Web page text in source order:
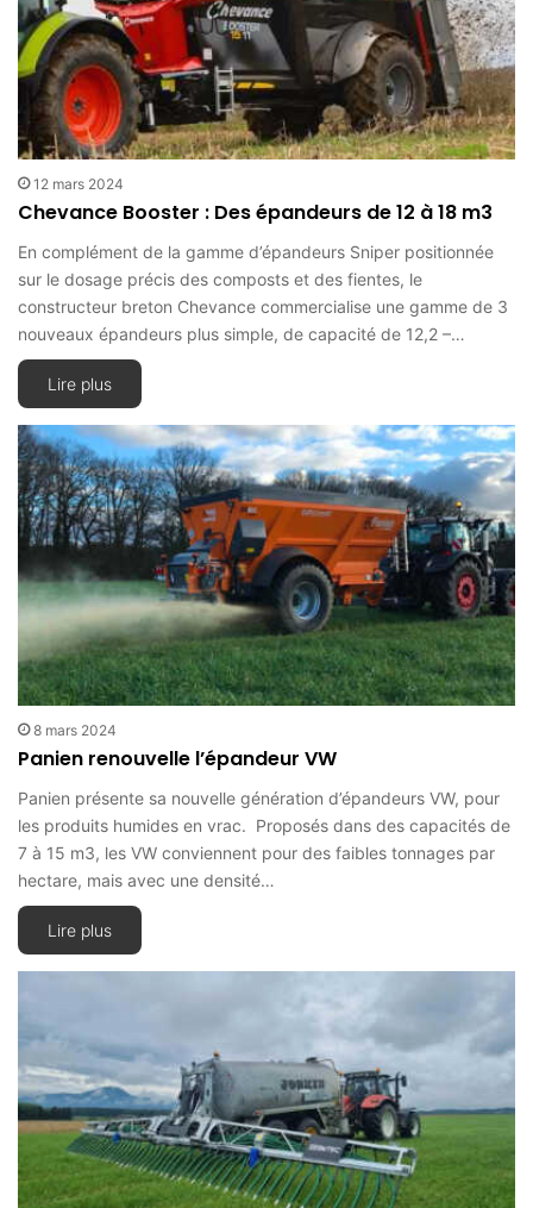
12 mars 2024
Chevance Booster : Des épandeurs de 12 à 18 m3
En complément de la gamme d’épandeurs Sniper positionnée
sur le dosage précis des composts et des fientes, le
constructeur breton Chevance commercialise une gamme de 3
nouveaux épandeurs plus simple, de capacité de 12,2 –…
Lire plus
8 mars 2024
Panien renouvelle l’épandeur VW
Panien présente sa nouvelle génération d’épandeurs VW, pour
les produits humides en vrac. Proposés dans des capacités de
7 à 15 m3, les VW conviennent pour des faibles tonnages par
hectare, mais avec une densité…
Lire plus